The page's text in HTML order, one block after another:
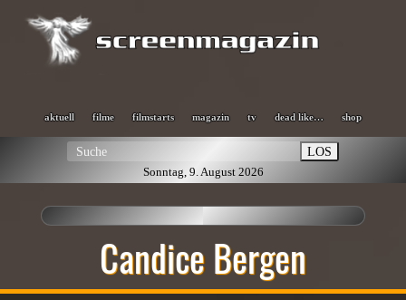
aktuell filme filmstarts magazin tv dead like… shop
LOS
Sonntag, 9. August 2026
Candice Bergen